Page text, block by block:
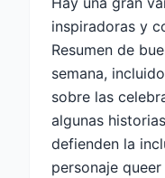
inspiradoras y
Resumen de
semana,
sobre las
algunas
defienden la
personaje